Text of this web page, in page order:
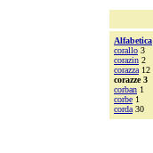
Alfabetica
corallo 3
corazin 2
corazza 12
corazze 3
corban 1
corbe 1
corda 30